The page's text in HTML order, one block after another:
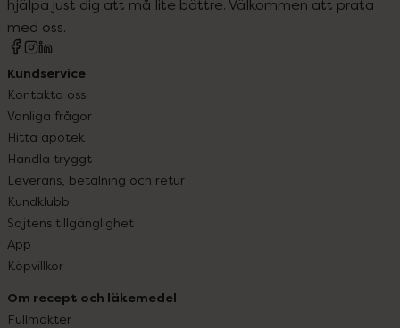
hjälpa just dig att må lite bättre. Välkommen att prata
med oss.
Kundservice
Kontakta oss
Vanliga frågor
Hitta apotek
Handla tryggt
Leverans, betalning och retur
Kundklubb
Sajtens tillgänglighet
App
Köpvillkor
Om recept och läkemedel
Fullmakter